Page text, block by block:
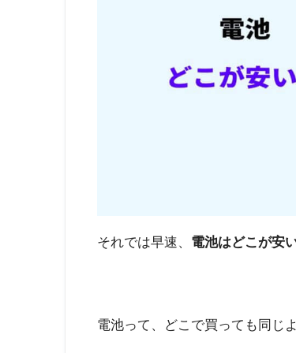
それでは早速、 電池はどこが安
電池って、どこで買っても同じ